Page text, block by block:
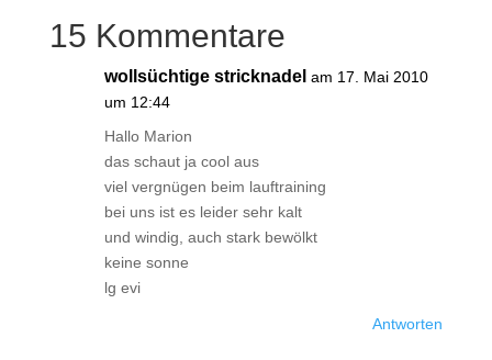
15 Kommentare
wollsüchtige stricknadel am 17. Mai 2010
um 12:44
Hallo Marion
das schaut ja cool aus
viel vergnügen beim lauftraining
bei uns ist es leider sehr kalt
und windig, auch stark bewölkt
keine sonne
lg evi
Antworten